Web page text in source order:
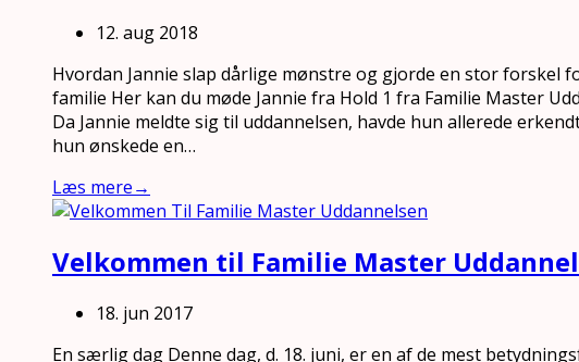
12. aug 2018
Hvordan Jannie slap dårlige mønstre og gjorde en stor forskel
familie Her kan du møde Jannie fra Hold 1 fra Familie Master
Da Jannie meldte sig til uddannelsen, havde hun allerede
hun ønskede en…
Læs mere→
Velkommen til Familie Master
18. jun 2017
En særlig dag Denne dag, d. 18. juni, er en af de mest